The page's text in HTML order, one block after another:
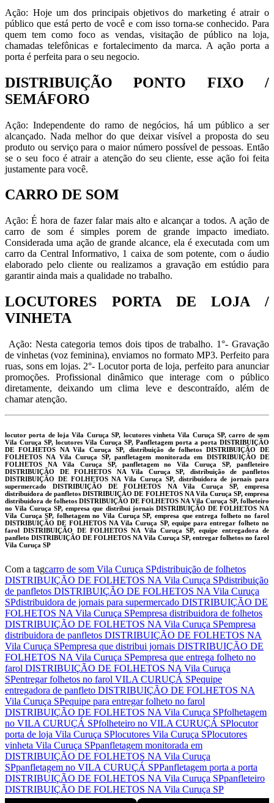
Ação: Hoje um dos principais objetivos do marketing é atrair o
público que está perto de você e com isso torna-se conhecido. Para
quem tem como foco as vendas, visitação de público na loja,
chamadas telefônicas e fortalecimento da marca. A ação porta a
porta é perfeita para o seu negocio.
DISTRIBUIÇÃO PONTO FIXO /
SEMÁFORO
Ação: Independente do ramo de negócios, há um público a ser
alcançado. Nada melhor do que deixar visível a proposta do seu
produto ou serviço para o maior número possível de pessoas. Então
se o seu foco é atrair a atenção do seu cliente, esse ação foi feita
justamente para você.
CARRO DE SOM
Ação: É hora de fazer falar mais alto e alcançar a todos. A ação de
carro de som é simples porem de grande impacto imediato.
Considerada uma ação de grande alcance, ela é executada com um
carro da Central Informativo, 1 caixa de som potente, com o áudio
elaborado pelo cliente ou realizamos a gravação em estúdio para
garantir ainda mais a qualidade no trabalho.
LOCUTORES PORTA DE LOJA /
VINHETA
Ação: Nesta categoria temos dois tipos de trabalho. 1°- Gravação
de vinhetas (voz feminina), enviamos no formato MP3. Perfeito para
ruas, sons em lojas. 2°- Locutor porta de loja, perfeito para anunciar
promoções. Profissional dinâmico que interage com o público
diretamente, deixando um clima leve e descontraído, além de
chamar atenção.
locutor porta de loja Vila Curuça SP, locutores vinheta Vila Curuça SP, carro de som
Vila Curuça SP, locutores Vila Curuça SP, Panfletagem porta a porta DISTRIBUIÇÃO
DE FOLHETOS NA Vila Curuça SP, distribuição de folhetos DISTRIBUIÇÃO DE
FOLHETOS NA Vila Curuça SP, panfletagem monitorada em DISTRIBUIÇÃO DE
FOLHETOS NA Vila Curuça SP, panfletagem no Vila Curuça SP, panfleteiro
DISTRIBUIÇÃO DE FOLHETOS NA Vila Curuça SP, distribuição de panfletos
DISTRIBUIÇÃO DE FOLHETOS NA Vila Curuça SP, distribuidora de jornais para
supermercado DISTRIBUIÇÃO DE FOLHETOS NA Vila Curuça SP, empresa
distribuidora de panfletos DISTRIBUIÇÃO DE FOLHETOS NA Vila Curuça SP, empresa
distribuidora de folhetos DISTRIBUIÇÃO DE FOLHETOS NA Vila Curuça SP, folheteiro
no Vila Curuça SP, empresa que distribui jornais DISTRIBUIÇÃO DE FOLHETOS NA
Vila Curuça SP, folhetagem no Vila Curuça SP, empresa que entrega folheto no farol
DISTRIBUIÇÃO DE FOLHETOS NA Vila Curuça SP, equipe para entregar folheto no
farol DISTRIBUIÇÃO DE FOLHETOS NA Vila Curuça SP, equipe entregadora de
panfleto DISTRIBUIÇÃO DE FOLHETOS NA Vila Curuça SP, entregar folhetos no farol
Vila Curuça SP
Com a tagcarro de som Vila Curuça SPdistribuição de folhetos
DISTRIBUIÇÃO DE FOLHETOS NA Vila Curuça SPdistribuição
de panfletos DISTRIBUIÇÃO DE FOLHETOS NA Vila Curuça
SPdistribuidora de jornais para supermercado DISTRIBUIÇÃO DE
FOLHETOS NA Vila Curuça SPempresa distribuidora de folhetos
DISTRIBUIÇÃO DE FOLHETOS NA Vila Curuça SPempresa
distribuidora de panfletos DISTRIBUIÇÃO DE FOLHETOS NA
Vila Curuça SPempresa que distribui jornais DISTRIBUIÇÃO DE
FOLHETOS NA Vila Curuça SPempresa que entrega folheto no
farol DISTRIBUIÇÃO DE FOLHETOS NA Vila Curuça
SPentregar folhetos no farol VILA CURUÇÁ SPequipe
entregadora de panfleto DISTRIBUIÇÃO DE FOLHETOS NA
Vila Curuça SPequipe para entregar folheto no farol
DISTRIBUIÇÃO DE FOLHETOS NA Vila Curuça SPfolhetagem
no VILA CURUÇÁ SPfolheteiro no VILA CURUÇÁ SPlocutor
porta de loja Vila Curuça SPlocutores Vila Curuça SPlocutores
vinheta Vila Curuça SPpanfletagem monitorada em
DISTRIBUIÇÃO DE FOLHETOS NA Vila Curuça
SPpanfletagem no VILA CURUÇÁ SPPanfletagem porta a porta
DISTRIBUIÇÃO DE FOLHETOS NA Vila Curuça SPpanfleteiro
DISTRIBUIÇÃO DE FOLHETOS NA Vila Curuça SP